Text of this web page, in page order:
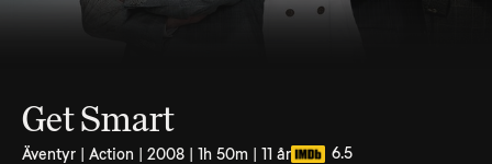
Get Smart
Äventyr | Action | 2008 | 1h 50m | 11 år 6.5